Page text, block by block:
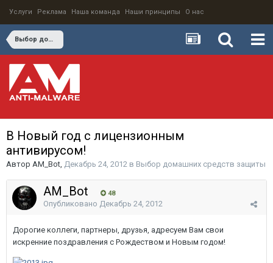
Услуги Реклама Наша команда Наши принципы О нас
Выбор домашних средств защиты
В Новый год с лицензионным
антивирусом!
Автор AM_Bot, Декабрь 24, 2012 в Выбор домашних средств защиты
AM_Bot 48
Опубликовано Декабрь 24, 2012
Дорогие коллеги, партнеры, друзья, адресуем Вам свои
искренние поздравления с Рождеством и Новым годом!